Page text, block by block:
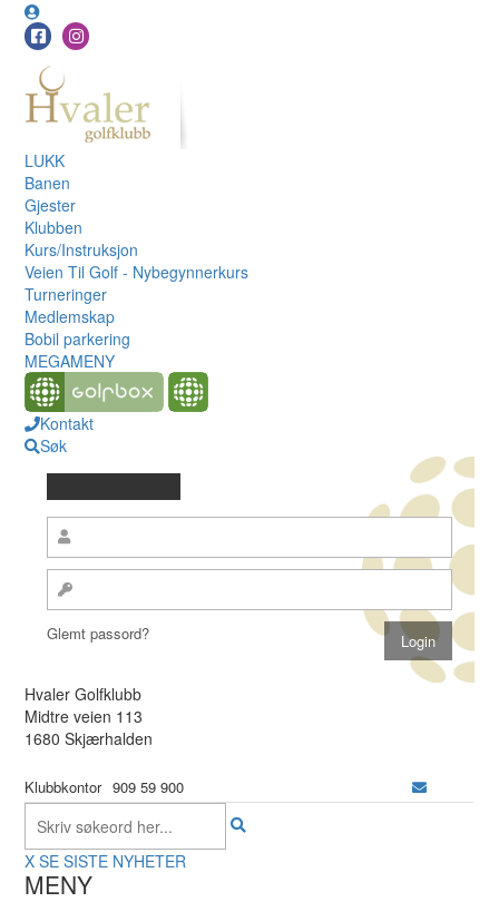
LUKK
Banen
Gjester
Klubben
Kurs/Instruksjon
Veien Til Golf - Nybegynnerkurs
Turneringer
Medlemskap
Bobil parkering
MEGAMENY
Kontakt
Søk
Glemt passord?
Hvaler Golfklubb
Midtre veien 113
1680 Skjærhalden
Klubbkontor 909 59 900
X SE SISTE NYHETER
MENY